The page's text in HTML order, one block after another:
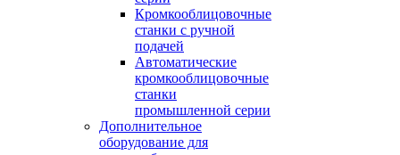
Кромкооблицовочные
станки с ручной
подачей
Автоматические
кромкооблицовочные
станки
промышленной серии
Дополнительное
оборудование для